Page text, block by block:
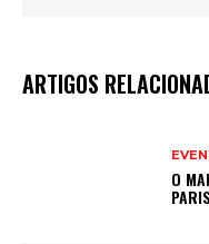
ARTIGOS
O